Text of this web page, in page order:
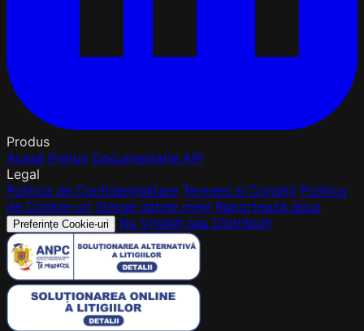
Produs
Acasă Prețuri Documentație API
Legal
Politica de Confidențialitate Termeni și Condiții Politica
de Cookie-uri Șterge datele mele Raportează abuz
Preferințe Cookie-uri Nu Vindeți sau Distribuiți